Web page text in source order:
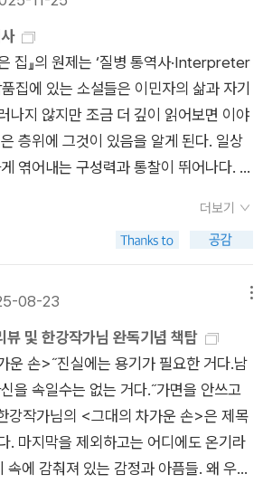
죽지 않는 한 영혼할 거라 믿었던 관계
. 육체의 한꺼풀도 극복하지 못하는 나의
것인지 몰랐던 죄, 몸이 시키는 대로 가지
정신을 꿈꿨던 죄, 분에 넘치는 사랑을 꿈
무지했던 죄, 그리고도 그를 증오했던 죄,
어느날 남편이 술에
고 그 여자와 헤어졌다고 말한다. 그 여
게 되었고, 그 여자는 나를 존경한다는 말
다. 그는 아무도 자신을 사랑해주지 않는
서도 그것을 몰랐나. 그것을 인내라고, 혹
으나, 과연 누구를 위한 인내였나.] P.1
로 아기 부처의 꿈을 다시 꾼다. 그런데
굴은 없었고, 아기부처를 이루던 모래알
서 깬 나는 옆에 잠들어있는 남편을 본
을 뻗어서 어루만진다. 그리고 내 안에 있
제 사라진것을 느낀다. 나는 남편의 유
단편집에서 제일 좋았던 작품이다. 연민
하자 친구는 극구 말렸다. 친구에게 책은
었고 내게는 사는 것이었다. 마침 곁에 둔
넸다. 이 책이 정말 안성맞춤이라고 생각했
천천히 읽었다. 아니, 게으르게. 나는 한
작가가 무얼 말하는지 중요하지 않았
이, 애써 고르고 고른 순수한 언어가 좋았
자꾸 그렸다. 어쩌면 그의 소설을 읽을 당
러해서 그랬을지도 모른다. 때문에 여전히
『디 에센셜 한강』에 수록된 작품은 그
울컥했고 많이 아팠다. 어떤 면에서 한
로 가득한 생을 버티고 견디며 살아가야
엇인지 묻는 것 같다. 아니, 어떻게든 살
같기도 하다. 한강에게 그것은 문학이자
고 고유한 목소리. 말을 잃은 여자와 시
기인 『희랍어 시간』을 다시 읽으며 나는
보이기만 했던 소설이 아니었다. 처음 읽
기분이 맞을지도 모른다. 한순간 그 삶
져내릴 것만 같아서. 그들이 겪는 상실과
집에 있는 소설들은 이민자의 삶과 자기
나지 않지만 조금 더 깊이 읽어보면 이야
층위에 그것이 있음을 알게 된다. 일상
엮어내는 구성력과 통찰이 뛰어나다.
왔다. 「질병 통역사」에서 관광 가이드
게서 눈치 챈 것처럼, 이 단편들에 등장
적인 상태를 지시하는 다의성을 띈다. 저
의 단전이 예고된 5일 동안 그들 사이에
깨진다. 각자가 따로 하던 식사를 함께
있는 이야기들을 하기 시작한다. 각자
들로 시작하여, 자신의 약점들 그리고 죄
어지고, 그들 부부관계는 회복되는 듯 보
보가 전해지고 슈쿠마는 아쉬운 마음으
더보기
08-23
및 한강작가님 완독기념 책탑
손>˝진실에는 용기가 필요한 거다.남
을 속일수는 없는 거다.˝가면을 안쓰고
강작가님의 <그대의 차가운 손>은 제목
. 마지막을 제외하고는 어디에도 온기라
속에 감춰져 있는 감정과 아픔들. 왜 우리